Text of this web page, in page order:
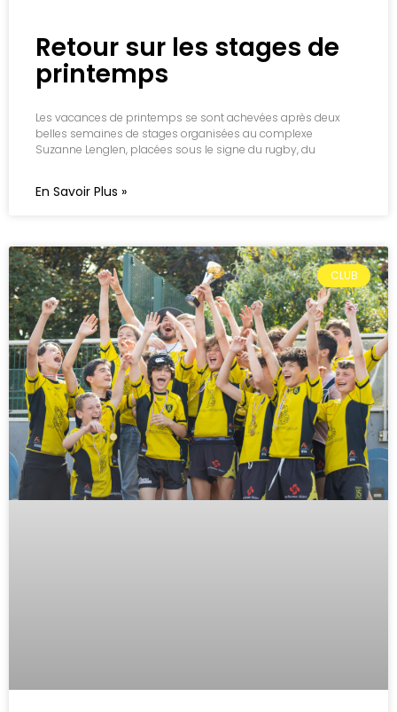
Retour sur les stages de
printemps
Les vacances de printemps se sont achevées après deux
belles semaines de stages organisées au complexe
Suzanne Lenglen, placées sous le signe du rugby, du
En Savoir Plus »
CLUB